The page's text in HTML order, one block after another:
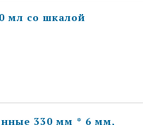
мл со шкалой
330 мм * 6 мм,